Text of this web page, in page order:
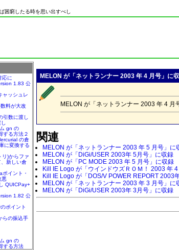
困窮したる時を思い出すべし
MELON が「ネットランナー 2003 年 4 月号」に
MELON が「ネットランナー 2003 年 4 月
関連
MELON が「ネットランナー 2003 年 5 月号」に
MELON が「DiGi/USER 2003年 5月号」に収録
MELON が「PC MODE 2003 年 5 月号」に収録
Kill IE Logo が「ウインドウズＲＯＭ！ 2003 年
Kill IE Logo が「DOS/V POWER REPORT
MELON が「ネットランナー 2003 年 3 月号」に
MELON が「DiGi/USER 2003年 3月号」に収録
応に
1.83 公
ャッシュレ
料が大改
引数に渡し
gn の
する方法２
の倉
に変換する
リ)からファ
新しい倉
イント・
悪
QUICPay+
1.82 公
ポイント
らの振込手
gn の
する方法